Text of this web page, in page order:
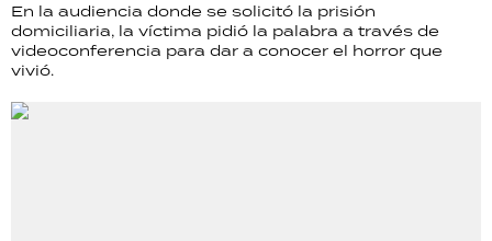
En la audiencia donde se solicitó la prisión
domiciliaria, la víctima pidió la palabra a través de
videoconferencia para dar a conocer el horror que
vivió.